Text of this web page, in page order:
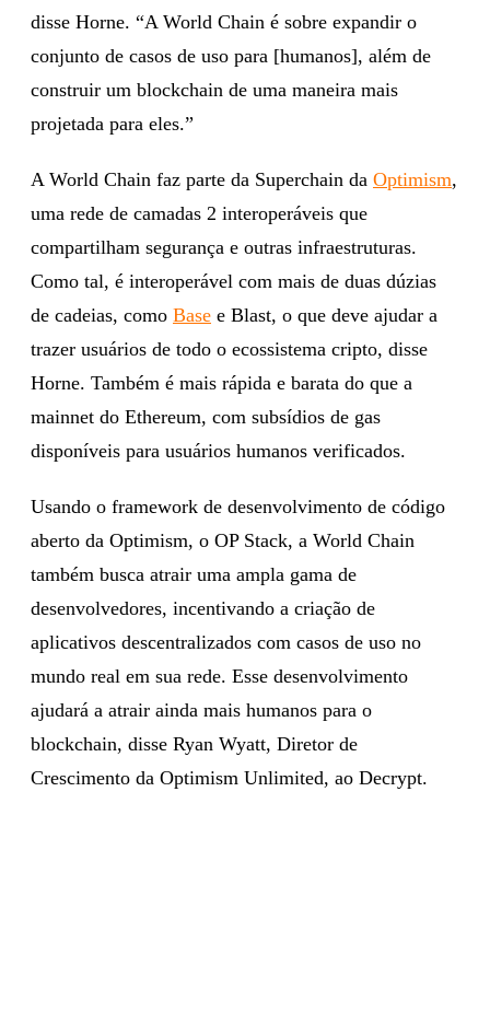
disse Horne. “A World Chain é sobre expandir o
conjunto de casos de uso para [humanos], além de
construir um blockchain de uma maneira mais
projetada para eles.”
A World Chain faz parte da Superchain da Optimism,
uma rede de camadas 2 interoperáveis que
compartilham segurança e outras infraestruturas.
Como tal, é interoperável com mais de duas dúzias
de cadeias, como Base e Blast, o que deve ajudar a
trazer usuários de todo o ecossistema cripto, disse
Horne. Também é mais rápida e barata do que a
mainnet do Ethereum, com subsídios de gas
disponíveis para usuários humanos verificados.
Usando o framework de desenvolvimento de código
aberto da Optimism, o OP Stack, a World Chain
também busca atrair uma ampla gama de
desenvolvedores, incentivando a criação de
aplicativos descentralizados com casos de uso no
mundo real em sua rede. Esse desenvolvimento
ajudará a atrair ainda mais humanos para o
blockchain, disse Ryan Wyatt, Diretor de
Crescimento da Optimism Unlimited, ao Decrypt.